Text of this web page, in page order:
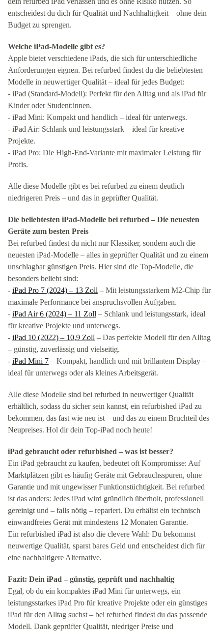
entscheidest du dich für Qualität und Nachhaltigkeit – ohne dein
Budget zu sprengen.
Welche iPad-Modelle gibt es?
Apple bietet verschiedene iPads, die sich für unterschiedliche
Anforderungen eignen. Bei refurbed findest du die beliebtesten
Modelle in neuwertiger Qualität – ideal für jedes Budget:
- iPad (Standard-Modell): Perfekt für den Alltag und als iPad für
Kinder oder Student:innen.
- iPad Mini: Kompakt und handlich – ideal für unterwegs.
- iPad Air: Schlank und leistungsstark – ideal für kreative
Projekte.
- iPad Pro: Die High-End-Variante mit maximaler Leistung für
Profis.
Alle diese Modelle gibt es bei refurbed zu einem deutlich
niedrigeren Preis – und das in geprüfter Qualität.
Die beliebtesten iPad-Modelle bei refurbed – Die neuesten
Geräte zum besten Preis
Bei refurbed findest du nicht nur Klassiker, sondern auch die
neuesten iPad-Modelle – alles in geprüfter Qualität und zu einem
unschlagbar günstigen Preis. Hier sind die Top-Modelle, die
besonders beliebt sind:
- iPad Pro 7 (2024) – 13 Zoll – Mit leistungsstarkem M2-Chip für
maximale Performance bei anspruchsvollen Aufgaben.
- iPad Air 6 (2024) – 11 Zoll – Schlank und leistungsstark, ideal
für kreative Projekte und unterwegs.
- iPad 10 (2022) – 10,9 Zoll – Das perfekte Modell für den Alltag
– günstig, zuverlässig und vielseitig.
- iPad Mini 7 – Kompakt, handlich und mit brillantem Display –
ideal für unterwegs oder als kleines Arbeitsgerät.
Alle diese Modelle sind bei refurbed in neuwertiger Qualität
erhältlich, sodass du sicher sein kannst, ein refurbished iPad zu
bekommen, das fast wie neu ist – und das zu einem Bruchteil des
Neupreises. Hol dir dein Top-iPad noch heute!
iPad gebraucht oder refurbished – was ist besser?
Ein iPad gebraucht zu kaufen, bedeutet oft Kompromisse: Auf
Marktplätzen gibt es häufig Geräte mit Gebrauchsspuren, ohne
Garantie und mit ungewisser Funktionstüchtigkeit. Bei refurbed
ist das anders: Jedes iPad wird gründlich überholt, professionell
gereinigt und – falls nötig – repariert. Du erhältst ein technisch
einwandfreies Gerät mit mindestens 12 Monaten Garantie.
Ein refurbished iPad ist also die clevere Wahl: Du bekommst
neuwertige Qualität, sparst bares Geld und entscheidest dich für
eine nachhaltigere Alternative.
Fazit: Dein iPad – günstig, geprüft und nachhaltig
Egal, ob du ein kompaktes iPad Mini für unterwegs, ein
leistungsstarkes iPad Pro für kreative Projekte oder ein günstiges
iPad für den Alltag suchst – bei refurbed findest du das passende
Modell. Dank geprüfter Qualität, niedriger Preise und